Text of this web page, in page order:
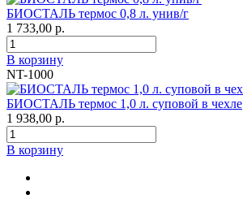
БИОСТАЛЬ термос 0,8 л. унив/г
1 733,00 р.
В корзину
NT-1000
БИОСТАЛЬ термос 1,0 л. суповой в чехле
1 938,00 р.
В корзину